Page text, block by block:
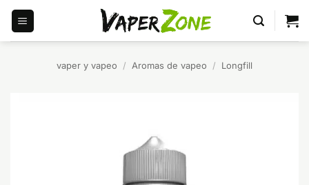
Saltar
contenido
vaper y vapeo / Aromas de vapeo / Longfill